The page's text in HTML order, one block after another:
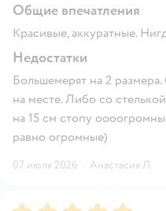
Общие впечатления
Красивые, аккуратные.
Недостатки
Большемерят на 2
на месте. Либо со
на 15 см стопу
равно огромные)
07 июля 2026 · Анастасия Л.